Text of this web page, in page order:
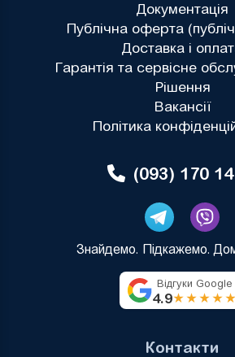
Документація
Публічна оферта
Доставка і
Гарантія та сервісне
Рішення
Вакансії
Політика
(093) 170
Знайдемо. Підкажемо.
Відгуки Google
4.9★★★★★
Контакти